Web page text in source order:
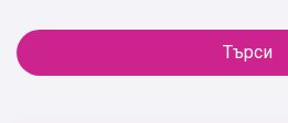
Търси